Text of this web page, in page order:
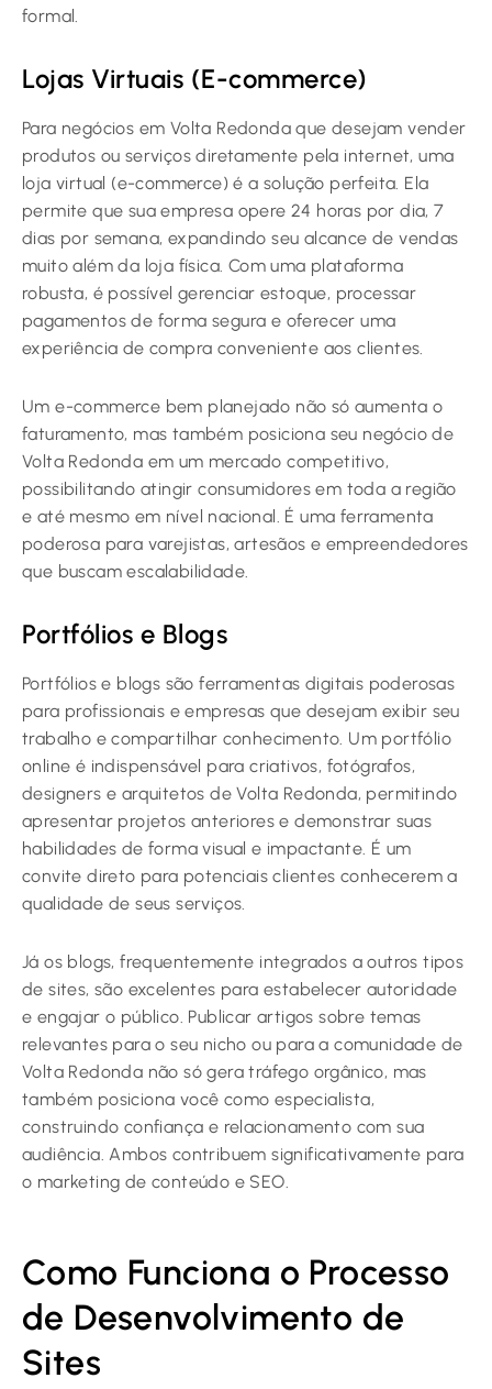
formal.
Lojas Virtuais (E-commerce)
Para negócios em Volta Redonda que desejam vender
produtos ou serviços diretamente pela internet, uma
loja virtual (e-commerce) é a solução perfeita. Ela
permite que sua empresa opere 24 horas por dia, 7
dias por semana, expandindo seu alcance de vendas
muito além da loja física. Com uma plataforma
robusta, é possível gerenciar estoque, processar
pagamentos de forma segura e oferecer uma
experiência de compra conveniente aos clientes.
Um e-commerce bem planejado não só aumenta o
faturamento, mas também posiciona seu negócio de
Volta Redonda em um mercado competitivo,
possibilitando atingir consumidores em toda a região
e até mesmo em nível nacional. É uma ferramenta
poderosa para varejistas, artesãos e empreendedores
que buscam escalabilidade.
Portfólios e Blogs
Portfólios e blogs são ferramentas digitais poderosas
para profissionais e empresas que desejam exibir seu
trabalho e compartilhar conhecimento. Um portfólio
online é indispensável para criativos, fotógrafos,
designers e arquitetos de Volta Redonda, permitindo
apresentar projetos anteriores e demonstrar suas
habilidades de forma visual e impactante. É um
convite direto para potenciais clientes conhecerem a
qualidade de seus serviços.
Já os blogs, frequentemente integrados a outros tipos
de sites, são excelentes para estabelecer autoridade
e engajar o público. Publicar artigos sobre temas
relevantes para o seu nicho ou para a comunidade de
Volta Redonda não só gera tráfego orgânico, mas
também posiciona você como especialista,
construindo confiança e relacionamento com sua
audiência. Ambos contribuem significativamente para
o marketing de conteúdo e SEO.
Como Funciona o Processo
de Desenvolvimento de
Sites